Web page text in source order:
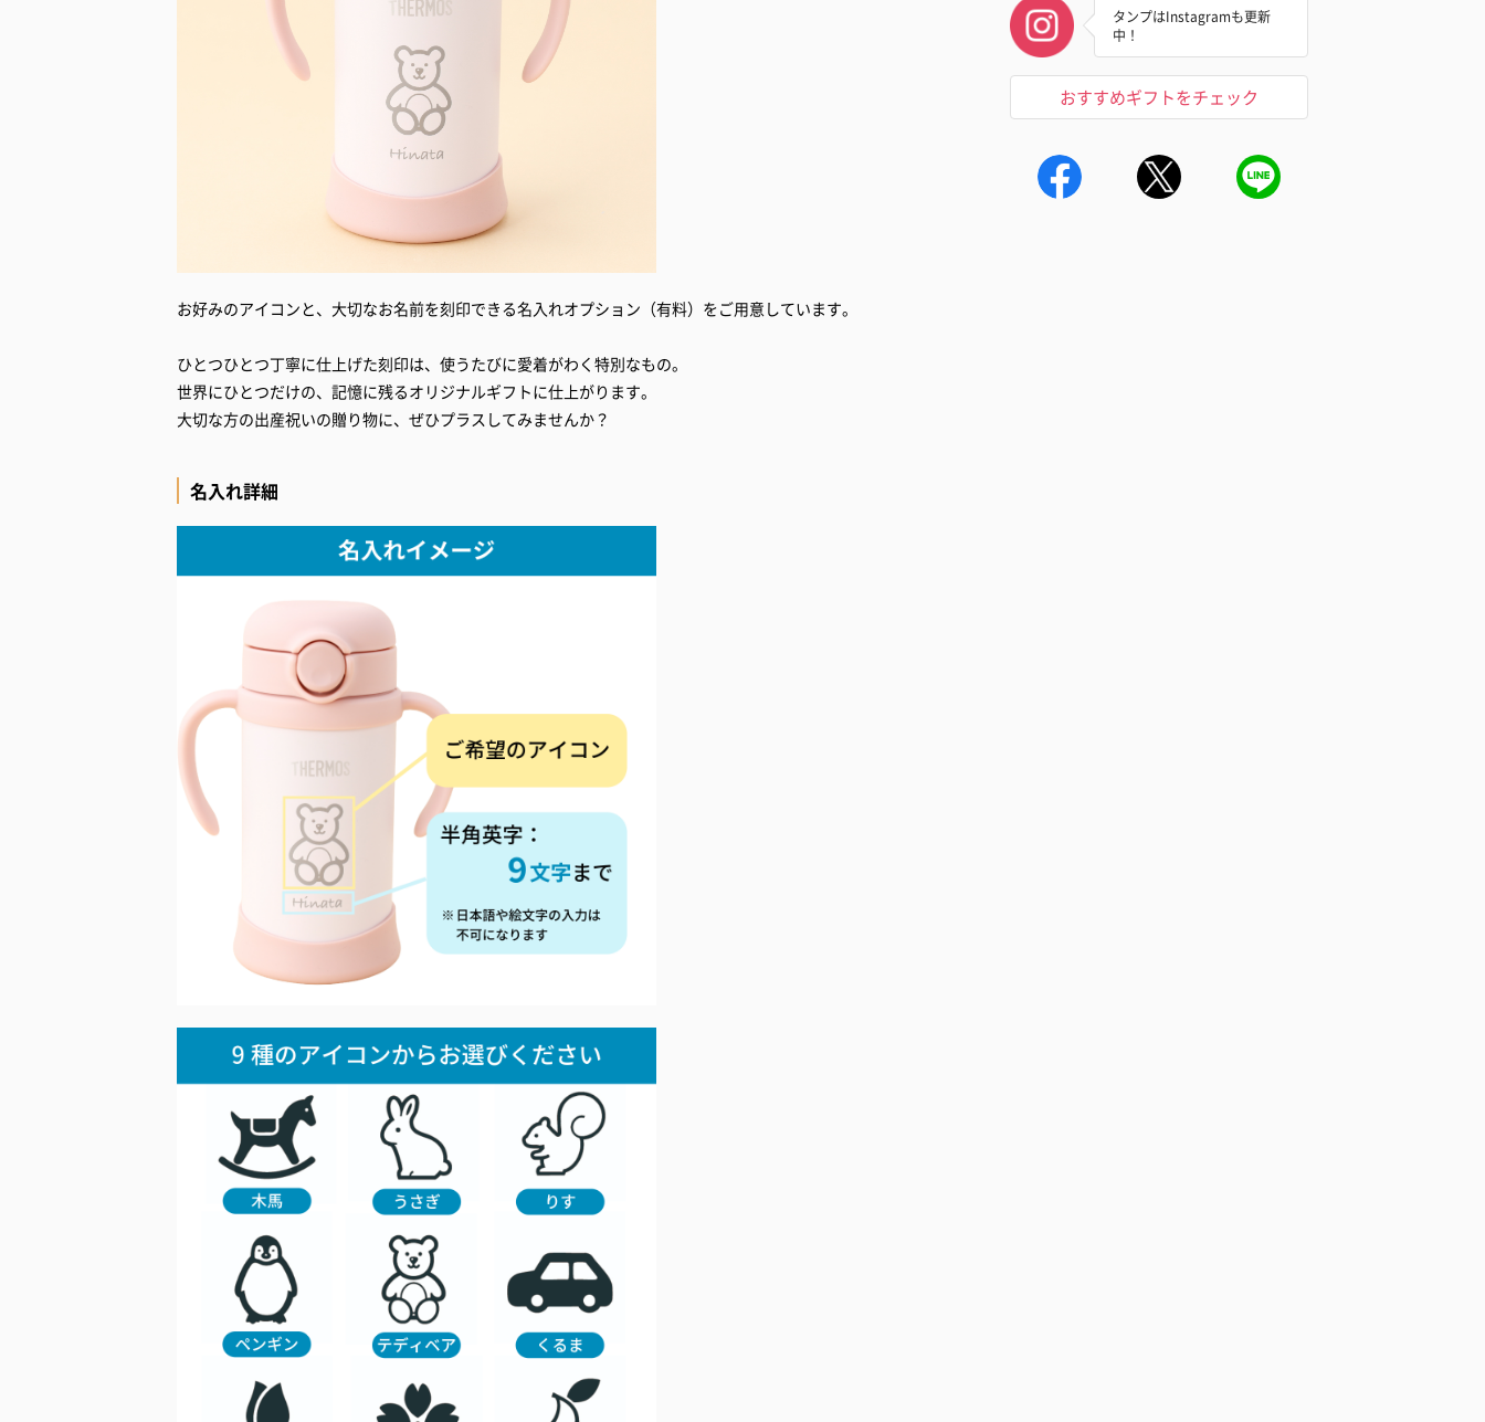
お好みのアイコンと、大切なお名前を刻印できる名入れオプション（有料）をご用意しています。
ひとつひとつ丁寧に仕上げた刻印は、使うたびに愛着がわく特別なもの。
世界にひとつだけの、記憶に残るオリジナルギフトに仕上がります。
大切な方の出産祝いの贈り物に、ぜひプラスしてみませんか？
名入れ詳細
タンプはInstagramも更新
中！
おすすめギフトをチェック